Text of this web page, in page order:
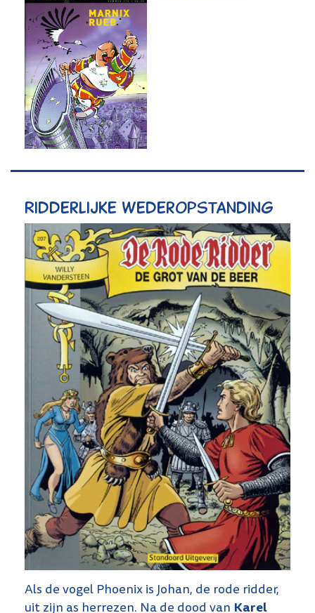
Ridderlijke wederopstanding
Als de vogel Phoenix is Johan, de rode ridder,
uit zijn as herrezen. Na de dood van Karel